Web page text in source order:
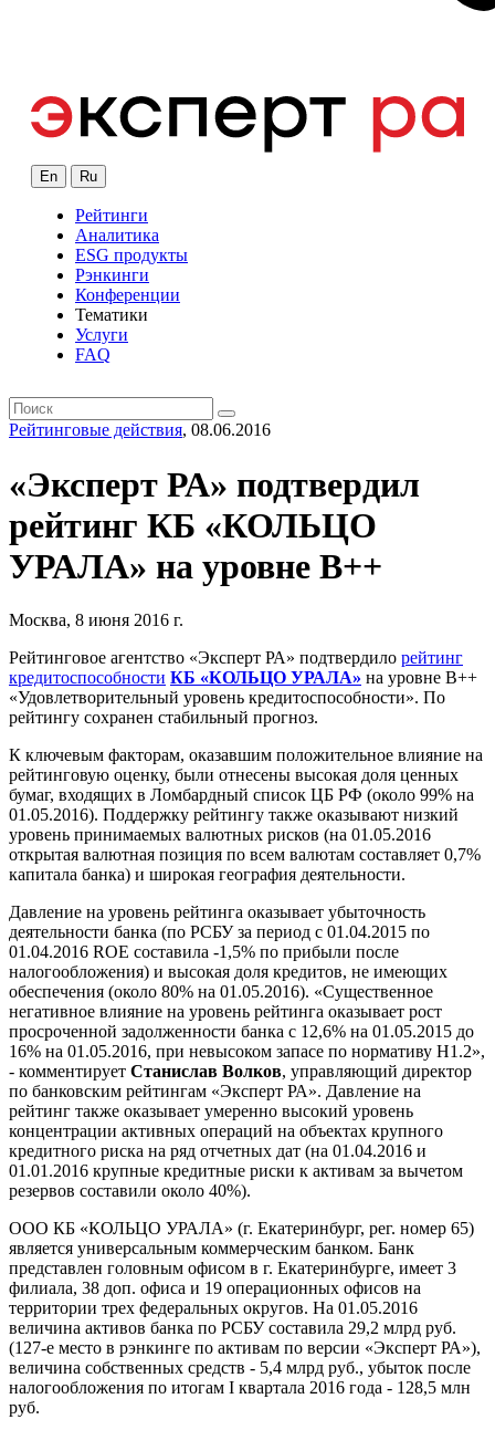
En Ru
Рейтинги
Аналитика
ESG продукты
Рэнкинги
Конференции
Тематики
Услуги
FAQ
Рейтинговые действия, 08.06.2016
«Эксперт РА» подтвердил
рейтинг КБ «КОЛЬЦО
УРАЛА» на уровне В++
Москва, 8 июня 2016 г.
Рейтинговое агентство «Эксперт РА» подтвердило рейтинг
кредитоспособности КБ «КОЛЬЦО УРАЛА» на уровне В++
«Удовлетворительный уровень кредитоспособности». По
рейтингу сохранен стабильный прогноз.
К ключевым факторам, оказавшим положительное влияние на
рейтинговую оценку, были отнесены высокая доля ценных
бумаг, входящих в Ломбардный список ЦБ РФ (около 99% на
01.05.2016). Поддержку рейтингу также оказывают низкий
уровень принимаемых валютных рисков (на 01.05.2016
открытая валютная позиция по всем валютам составляет 0,7%
капитала банка) и широкая география деятельности.
Давление на уровень рейтинга оказывает убыточность
деятельности банка (по РСБУ за период с 01.04.2015 по
01.04.2016 ROE составила -1,5% по прибыли после
налогообложения) и высокая доля кредитов, не имеющих
обеспечения (около 80% на 01.05.2016). «Существенное
негативное влияние на уровень рейтинга оказывает рост
просроченной задолженности банка с 12,6% на 01.05.2015 до
16% на 01.05.2016, при невысоком запасе по нормативу Н1.2»,
- комментирует Станислав Волков, управляющий директор
по банковским рейтингам «Эксперт РА». Давление на
рейтинг также оказывает умеренно высокий уровень
концентрации активных операций на объектах крупного
кредитного риска на ряд отчетных дат (на 01.04.2016 и
01.01.2016 крупные кредитные риски к активам за вычетом
резервов составили около 40%).
ООО КБ «КОЛЬЦО УРАЛА» (г. Екатеринбург, рег. номер 65)
является универсальным коммерческим банком. Банк
представлен головным офисом в г. Екатеринбурге, имеет 3
филиала, 38 доп. офиса и 19 операционных офисов на
территории трех федеральных округов. На 01.05.2016
величина активов банка по РСБУ составила 29,2 млрд руб.
(127-е место в рэнкинге по активам по версии «Эксперт РА»),
величина собственных средств - 5,4 млрд руб., убыток после
налогообложения по итогам I квартала 2016 года - 128,5 млн
руб.